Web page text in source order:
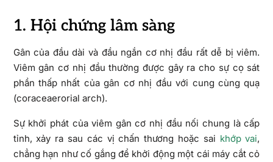
1. Hội chứng lâm sàng
Gân của đầu dài và đầu ngắn cơ nhị đầu rất dễ bị viêm.
Viêm gân cơ nhị đầu thường được gây ra cho sự cọ sát
phần thấp nhất của gân cơ nhị đầu với cung cùng quạ
(coraceaerorial arch).
Sự khởi phát của viêm gân cơ nhị đầu nối chung là cấp
tỉnh, xảy ra sau các vị chấn thương hoặc sai khớp vai,
chẳng hạn như cố gắng để khởi động một cái máy cắt cỏ